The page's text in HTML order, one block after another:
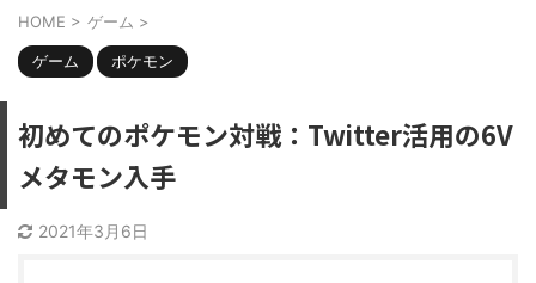
HOME > ゲーム >
ゲーム ポケモン
初めてのポケモン対戦：Twitter活用の6V
メタモン入手
2021年3月6日